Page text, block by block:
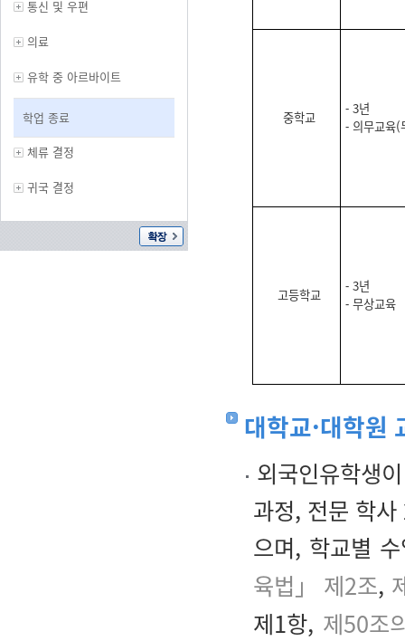
통신 및 우편
의료
유학 중 아르바이트
학업 종료
체류 결정
귀국 결정
중학교
⁃ 3년
⁃ 의무교육(
고등학교
⁃ 3년
⁃ 무상교육
대학교·대학원
외국인유학생
과정, 전문 학
으며, 학교별
육법」 제2조,
제1항, 제50조